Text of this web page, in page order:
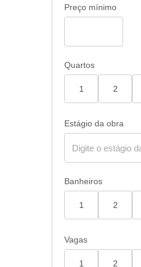
Preço mínimo
Quartos
1 2
Estágio da obra
Banheiros
1 2
Vagas
1 2